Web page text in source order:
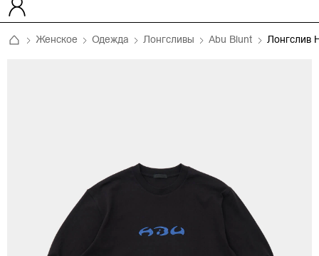
Женское Одежда Лонгсливы Abu Blunt Лонгслив